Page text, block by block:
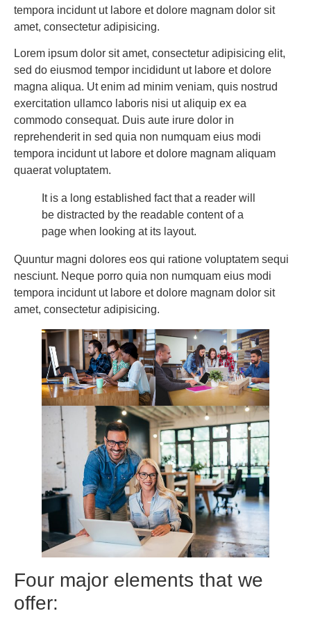
tempora incidunt ut labore et dolore magnam dolor sit
amet, consectetur adipisicing.
Lorem ipsum dolor sit amet, consectetur adipisicing elit,
sed do eiusmod tempor incididunt ut labore et dolore
magna aliqua. Ut enim ad minim veniam, quis nostrud
exercitation ullamco laboris nisi ut aliquip ex ea
commodo consequat. Duis aute irure dolor in
reprehenderit in sed quia non numquam eius modi
tempora incidunt ut labore et dolore magnam aliquam
quaerat voluptatem.
It is a long established fact that a reader will
be distracted by the readable content of a
page when looking at its layout.
Quuntur magni dolores eos qui ratione voluptatem sequi
nesciunt. Neque porro quia non numquam eius modi
tempora incidunt ut labore et dolore magnam dolor sit
amet, consectetur adipisicing.
Four major elements that we
offer: